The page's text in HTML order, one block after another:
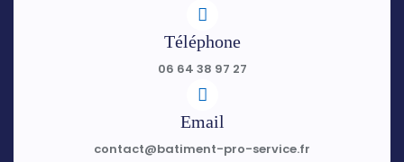
Téléphone
06 64 38 97 27
Email
contact@batiment-pro-service.fr